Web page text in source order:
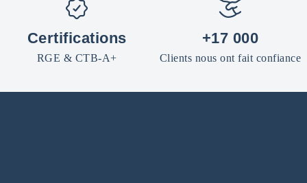
Certifications
RGE & CTB-A+
+17 000
Clients nous ont fait confiance